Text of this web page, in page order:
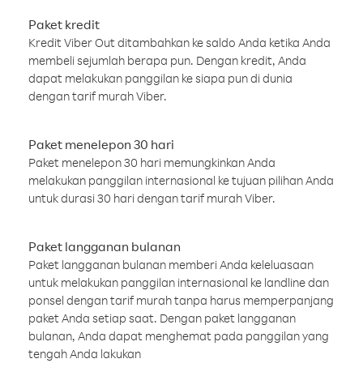
Paket kredit
Kredit Viber Out ditambahkan ke saldo Anda ketika Anda
membeli sejumlah berapa pun. Dengan kredit, Anda
dapat melakukan panggilan ke siapa pun di dunia
dengan tarif murah Viber.
Paket menelepon 30 hari
Paket menelepon 30 hari memungkinkan Anda
melakukan panggilan internasional ke tujuan pilihan Anda
untuk durasi 30 hari dengan tarif murah Viber.
Paket langganan bulanan
Paket langganan bulanan memberi Anda keleluasaan
untuk melakukan panggilan internasional ke landline dan
ponsel dengan tarif murah tanpa harus memperpanjang
paket Anda setiap saat. Dengan paket langganan
bulanan, Anda dapat menghemat pada panggilan yang
tengah Anda lakukan